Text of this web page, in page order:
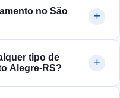
no São
tipo de
Alegre‑RS?